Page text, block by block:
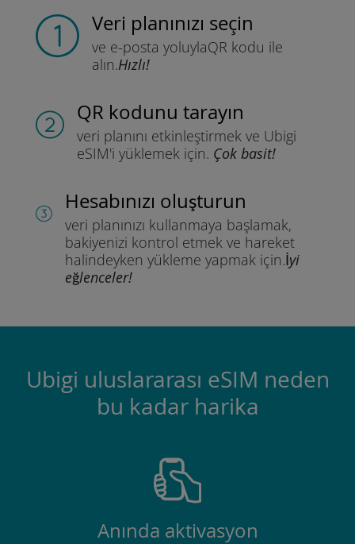
Veri planınızı seçin
ve e-posta yoluylaQR kodu ile
alın.Hızlı!
QR kodunu tarayın
veri planını etkinleştirmek ve Ubigi
eSIM'i yüklemek için. Çok basit!
Hesabınızı oluşturun
veri planınızı kullanmaya başlamak,
bakiyenizi kontrol etmek ve hareket
halindeyken yükleme yapmak için.İyi
eğlenceler!
Ubigi uluslararası eSIM neden
bu kadar harika
Anında aktivasyon